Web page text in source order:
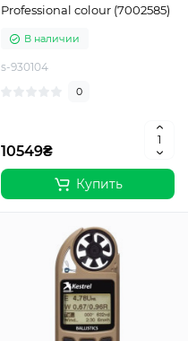
Professional colour (7002585)
В наличии
s-930104
0
10549₴
Купить